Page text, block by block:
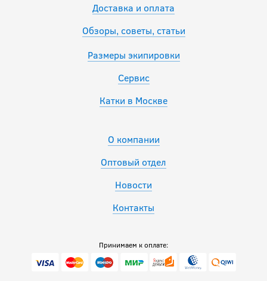
Доставка и оплата
Обзоры, советы, статьи
Размеры экипировки
Сервис
Катки в Москве
О компании
Оптовый отдел
Новости
Контакты
Принимаем к оплате: